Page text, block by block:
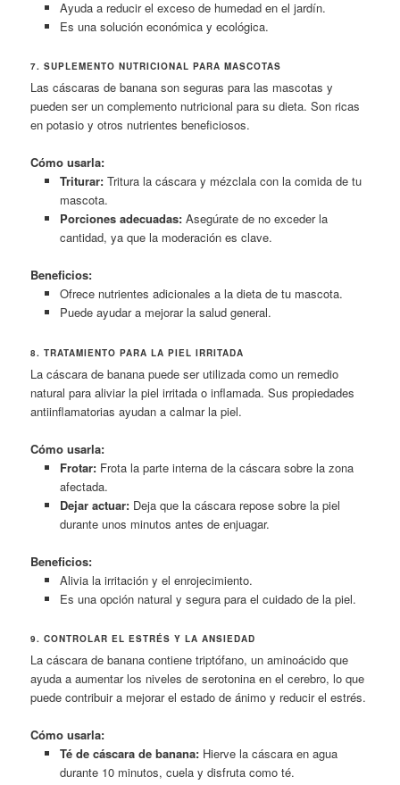
Ayuda a reducir el exceso de humedad en el jardín.
Es una solución económica y ecológica.
7. SUPLEMENTO NUTRICIONAL PARA MASCOTAS
Las cáscaras de banana son seguras para las mascotas y
pueden ser un complemento nutricional para su dieta. Son ricas
en potasio y otros nutrientes beneficiosos.
Cómo usarla:
Triturar:Tritura la cáscara y mézclala con la comida de tu
mascota.
Porciones adecuadas:Asegúrate de no exceder la
cantidad, ya que la moderación es clave.
Beneficios:
Ofrece nutrientes adicionales a la dieta de tu mascota.
Puede ayudar a mejorar la salud general.
8. TRATAMIENTO PARA LA PIEL IRRITADA
La cáscara de banana puede ser utilizada como un remedio
natural para aliviar la piel irritada o inflamada. Sus propiedades
antiinflamatorias ayudan a calmar la piel.
Cómo usarla:
Frotar:Frota la parte interna de la cáscara sobre la zona
afectada.
Dejar actuar:Deja que la cáscara repose sobre la piel
durante unos minutos antes de enjuagar.
Beneficios:
Alivia la irritación y el enrojecimiento.
Es una opción natural y segura para el cuidado de la piel.
9. CONTROLAR EL ESTRÉS Y LA ANSIEDAD
La cáscara de banana contiene triptófano, un aminoácido que
ayuda a aumentar los niveles de serotonina en el cerebro, lo que
puede contribuir a mejorar el estado de ánimo y reducir el estrés.
Cómo usarla:
Té de cáscara de banana:Hierve la cáscara en agua
durante 10 minutos, cuela y disfruta como té.